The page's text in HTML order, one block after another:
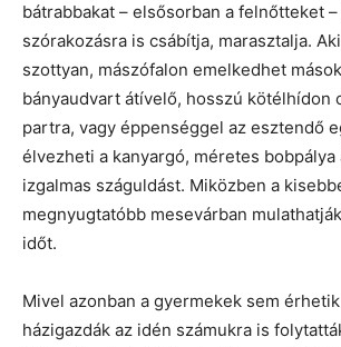
bátrabbakat – elsősorban a felnőtteket
szórakozásra is csábítja, marasztalja.
szottyan, mászófalon emelkedhet
bányaudvart átívelő, hosszú kötélhídon
partra, vagy éppenséggel az esztendő
élvezheti a kanyargó, méretes
izgalmas száguldást. Miközben a
megnyugtatóbb mesevárban
időt.
Mivel azonban a gyermekek sem
házigazdák az idén számukra is